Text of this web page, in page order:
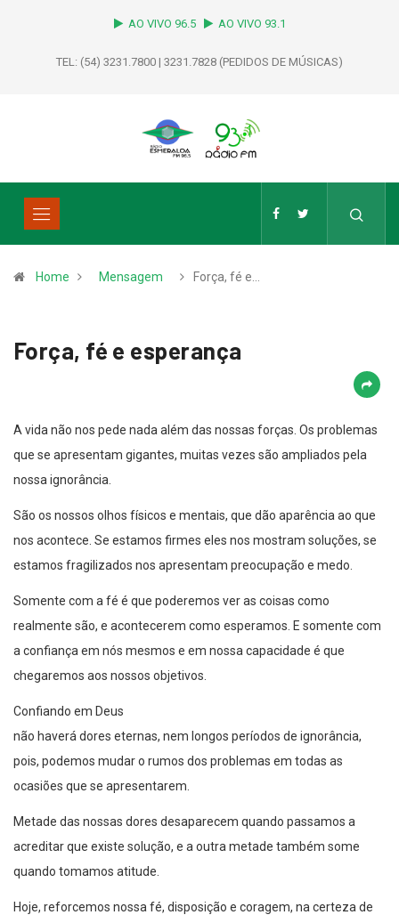
AO VIVO 96.5 AO VIVO 93.1
TEL: (54) 3231.7800 | 3231.7828 (PEDIDOS DE MÚSICAS)
Home Mensagem Força, fé e…
Força, fé e esperança
A vida não nos pede nada além das nossas forças. Os problemas
que se apresentam gigantes, muitas vezes são ampliados pela
nossa ignorância.
São os nossos olhos físicos e mentais, que dão aparência ao que
nos acontece. Se estamos firmes eles nos mostram soluções, se
estamos fragilizados nos apresentam preocupação e medo.
Somente com a fé é que poderemos ver as coisas como
realmente são, e acontecerem como esperamos. E somente com
a confiança em nós mesmos e em nossa capacidade é que
chegaremos aos nossos objetivos.
Confiando em Deus
não haverá dores eternas, nem longos períodos de ignorância,
pois, podemos mudar o rumos dos problemas em todas as
ocasiões que se apresentarem.
Metade das nossas dores desaparecem quando passamos a
acreditar que existe solução, e a outra metade também some
quando tomamos atitude.
Hoje, reforcemos nossa fé, disposição e coragem, na certeza de